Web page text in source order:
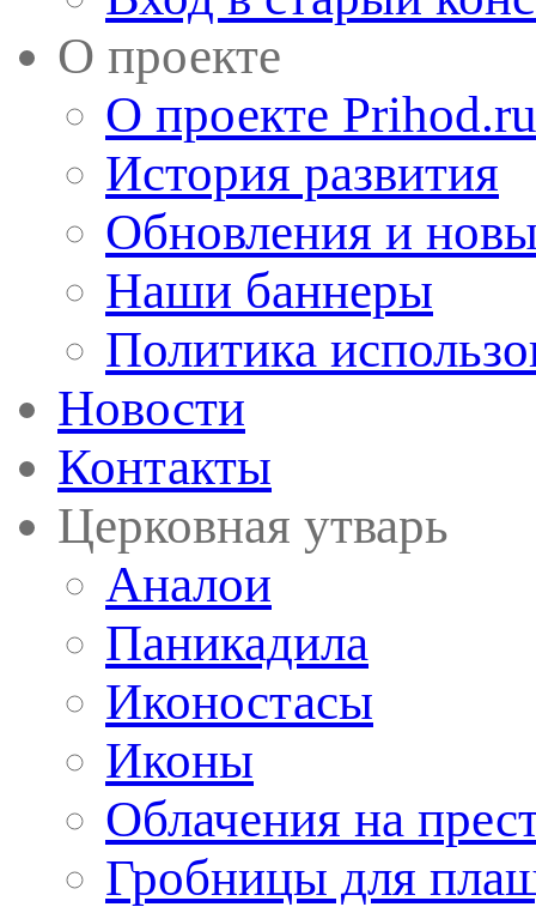
О проекте
О проекте Prihod.ru
История развития
Обновления и
Наши баннеры
Политика
Новости
Контакты
Церковная утварь
Аналои
Паникадила
Иконостасы
Иконы
Облачения на
Гробницы для